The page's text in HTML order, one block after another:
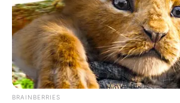
BRAINBERRIES